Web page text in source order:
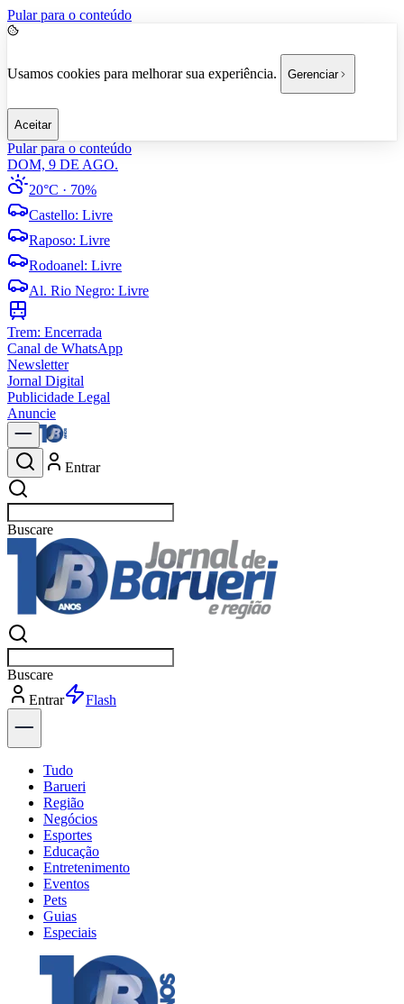
Pular para o conteúdo
Usamos cookies para melhorar sua experiência. Gerenciar
Aceitar
Pular para o conteúdo
DOM, 9 DE AGO.
20°C · 70%
Castello: Livre
Raposo: Livre
Rodoanel: Livre
Al. Rio Negro: Livre
Trem: Encerrada
Canal de WhatsApp
Newsletter
Jornal Digital
Publicidade Legal
Anuncie
Entrar
Buscarpolíti
Buscarpolíti
Entrar
Explorar
Tudo
Barueri
Região
Negócios
Esportes
Educação
Entretenimento
Eventos
Pets
Guias
Especiais
Explore Tudo
Últimas Notícias
Previsão do Tempo